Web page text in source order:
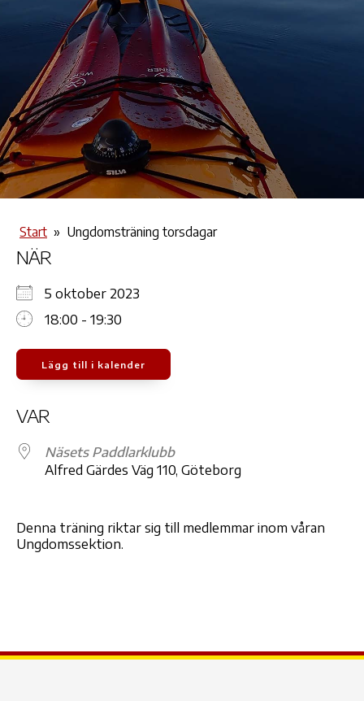
Start » Ungdomsträning torsdagar
NÄR
5 oktober 2023
18:00 - 19:30
Lägg till i kalender
VAR
Näsets Paddlarklubb
Alfred Gärdes Väg 110, Göteborg
Denna träning riktar sig till medlemmar inom våran
Ungdomssektion.